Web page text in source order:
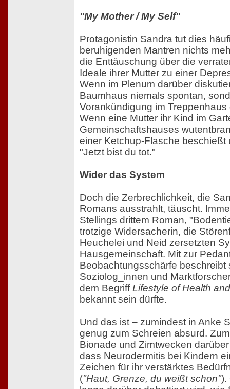
"My Mother / My Self"
Protagonistin Sandra tut dies
beruhigenden Mantren nichts
die Enttäuschung über die
Ideale ihrer Mutter zu einer
Wenn im Plenum darüber
Baumhaus niemals spontan,
Vorankündigung im
Wenn eine Mutter ihr Kind im
Gemeinschaftshauses
einer Ketchup-Flasche beschießt
"Jetzt bist du tot."
Wider das System
Doch die Zerbrechlichkeit, die
Romans ausstrahlt, täuscht.
Stellings drittem Roman,
trotzige Widersacherin, die
Heuchelei und Neid zersetzten
Hausgemeinschaft. Mit zur
Beobachtungsschärfe beschreibt
Soziolog_innen und
dem BegriffLifestyle of Health
bekannt sein dürfte.
Und das ist – zumindest in Anke
genug zum Schreien absurd.
Bionade und Zimtwecken
dass Neurodermitis bei Kindern
Zeichen für ihr verstärktes
("Haut, Grenze, du weißt schon").